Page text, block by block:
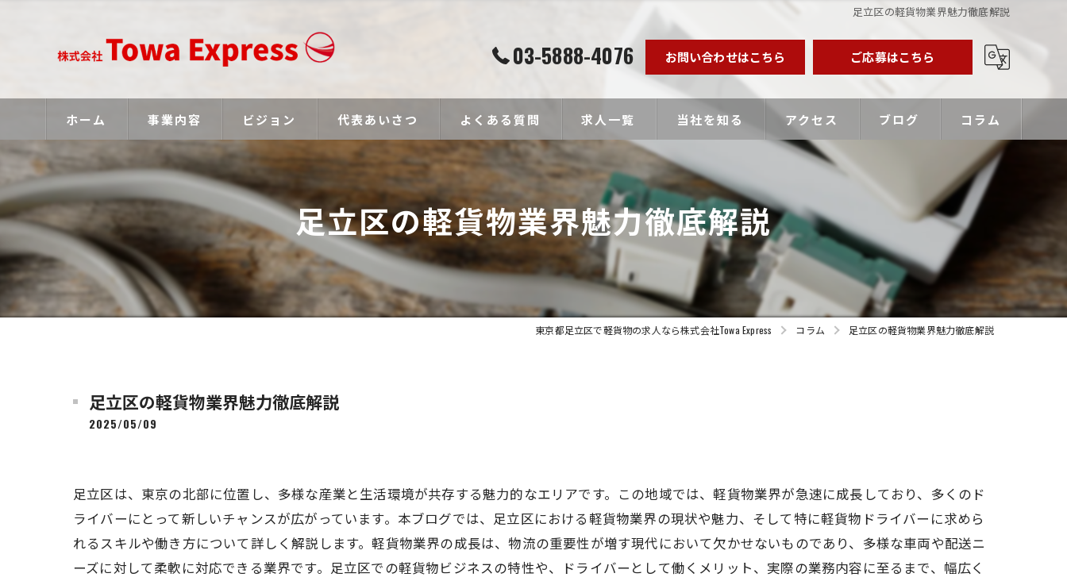
足立区の軽貨物業界魅力徹底解説
03-5888-4076 お問い合わせはこちら ご応募はこちら
ホーム 事業内容 ビジョン 代表あいさつ よくある質問 求人一覧 当社を知る
個人事業主
ドライバー
未経験
経験者優遇
高収入
アクセス ブログ コラム
足立区の軽貨物業界魅力徹底解説
東京都足立区で軽貨物の求人なら株式会社Towa Express コラム 足立区の軽貨物業界魅力徹底解説
足立区の軽貨物業界魅力徹底解説
2025/05/09
足立区は、東京の北部に位置し、多様な産業と生活環境が共存する魅力的なエリアです。この地域では、軽貨物業界が急速に成長しており、多くのド
ライバーにとって新しいチャンスが広がっています。本ブログでは、足立区における軽貨物業界の現状や魅力、そして特に軽貨物ドライバーに求めら
れるスキルや働き方について詳しく解説します。軽貨物業界の成長は、物流の重要性が増す現代において欠かせないものであり、多様な車両や配送ニ
ーズに対して柔軟に対応できる業界です。足立区での軽貨物ビジネスの特性や、ドライバーとして働くメリット、実際の業務内容に至るまで、幅広く